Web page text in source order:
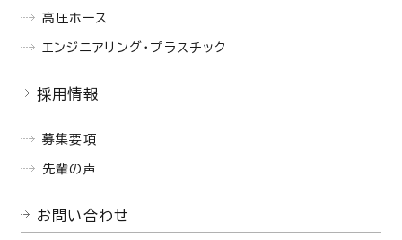
高圧ホース
エンジニアリング・プラスチック
採用情報
募集要項
先輩の声
お問い合わせ